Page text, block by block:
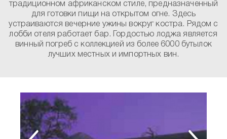
традиционном африканском стиле, предназначенный
для готовки пищи на открытом огне. Здесь
устраиваются вечерние ужины вокруг костра. Рядом с
лобби отеля работает бар. Гордостью лоджа является
винный погреб с коллекцией из более 6000 бутылок
лучших местных и импортных вин.